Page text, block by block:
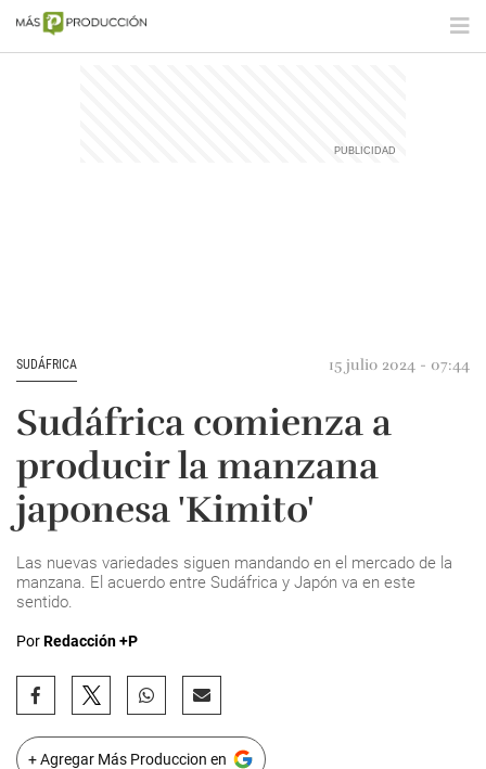
SUDÁFRICA 15 julio 2024 - 07:44
Sudáfrica comienza a
producir la manzana
japonesa 'Kimito'
Las nuevas variedades siguen mandando en el mercado de la
manzana. El acuerdo entre Sudáfrica y Japón va en este
sentido.
PorRedacción +P
+ Agregar Más Produccion en